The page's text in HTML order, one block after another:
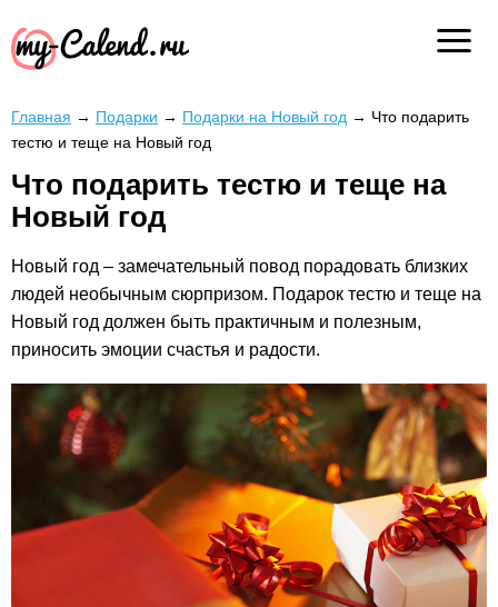
Главная → Подарки → Подарки на Новый год → Что подарить
тестю и теще на Новый год
Что подарить тестю и теще на
Новый год
Новый год – замечательный повод порадовать близких
людей необычным сюрпризом. Подарок тестю и теще на
Новый год должен быть практичным и полезным,
приносить эмоции счастья и радости.